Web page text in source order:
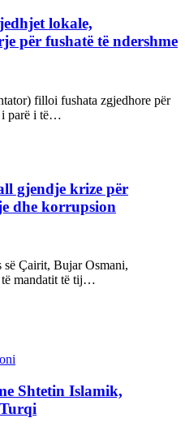
lokale,
për fushatë të ndershme
filloi fushata zgjedhore për
i parë i të…
gjendje krize për
dhe korrupsion
Çairit, Bujar Osmani,
të mandatit të tij…
Shtetin Islamik,